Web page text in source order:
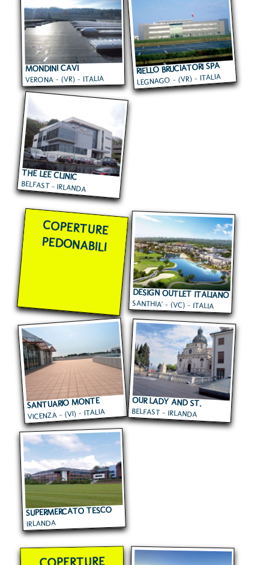
MONDINI CAVI
VERONA - (VR) - ITALIA
RIELLO BRUCIATORI SPA
LEGNAGO - (VR) - ITALIA
THE LEE CLINIC
BELFAST - IRLANDA
COPERTURE
PEDONABILI
DESIGN OUTLET ITALIANO
SANTHIA' - (VC) - ITALIA
SANTUARIO MONTE
BERICO
VICENZA - (VI) - ITALIA
OUR LADY AND ST.
PATRICKS COLLEGE
BELFAST - IRLANDA
SUPERMERCATO TESCO
IRLANDA